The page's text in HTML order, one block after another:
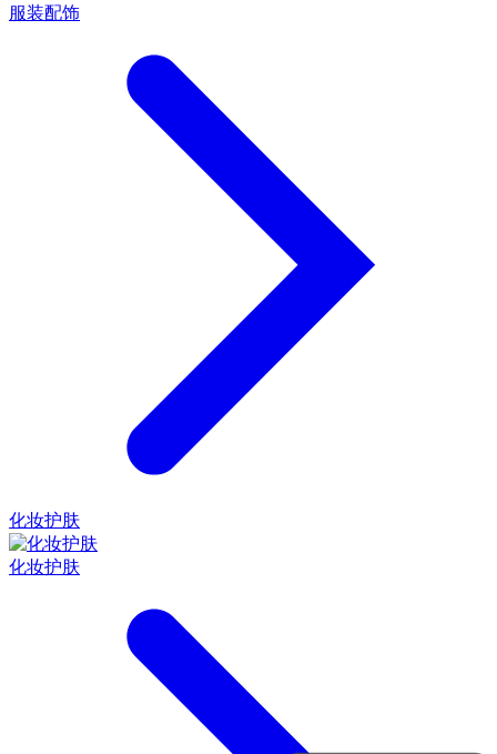
服装配饰
化妆护肤
化妆护肤